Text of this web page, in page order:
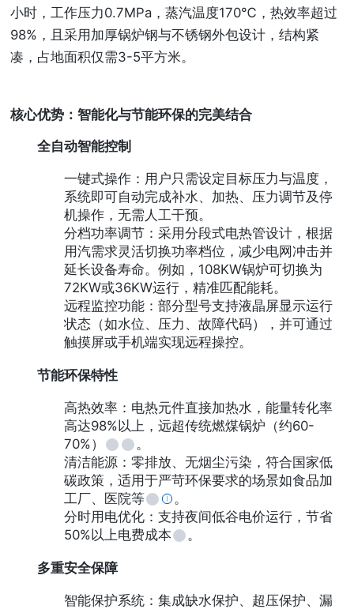
小时，工作压力0.7MPa，蒸汽温度170℃，热效率超过
98%，且采用加厚锅炉钢与不锈钢外包设计，结构紧
凑，占地面积仅需3-5平方米。
核心优势：智能化与节能环保的完美结合
全自动智能控制
一键式操作：用户只需设定目标压力与温度，
系统即可自动完成补水、加热、压力调节及停
机操作，无需人工干预。
分档功率调节：采用分段式电热管设计，根据
用汽需求灵活切换功率档位，减少电网冲击并
延长设备寿命。例如，108KW锅炉可切换为
72KW或36KW运行，精准匹配能耗。
远程监控功能：部分型号支持液晶屏显示运行
状态（如水位、压力、故障代码），并可通过
触摸屏或手机端实现远程操控。
节能环保特性
高热效率：电热元件直接加热水，能量转化率
高达98%以上，远超传统燃煤锅炉（约60-
70%）
。
清洁能源：零排放、无烟尘污染，符合国家低
碳政策，适用于严苛环保要求的场景如食品加
工厂、医院等
。
分时用电优化：支持夜间低谷电价运行，节省
50%以上电费成本
。
多重安全保障
智能保护系统：集成缺水保护、超压保护、漏